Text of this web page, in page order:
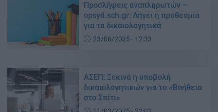
Προσλήψεις αναπληρωτών –
opsyd.sch.gr: Λήγει η προθεσμία
για τα δικαιολογητικά
23/06/2025 - 12:33
ΑΣΕΠ: Ξεκινά η υποβολή
δικαιολογητικών για το «Βοήθεια
στο Σπίτι»